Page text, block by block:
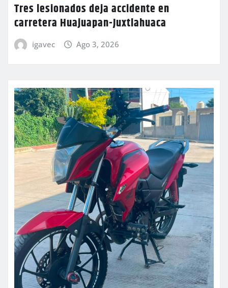
Tres lesionados deja accidente en
carretera Huajuapan-Juxtlahuaca
igavec Ago 3, 2026